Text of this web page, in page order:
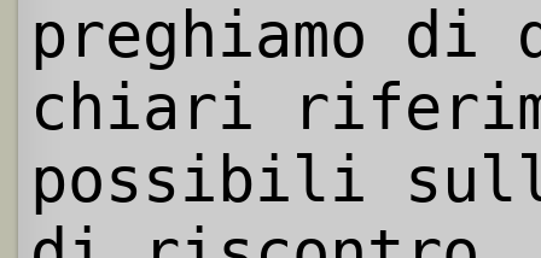
preghiamo
chiari
possibili